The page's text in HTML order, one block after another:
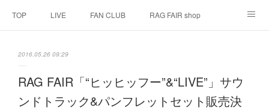
TOP LIVE FAN CLUB RAG FAIR shop
2016.05.26 09:29
RAG FAIR「“ヒッヒッフー”&“LIVE”」サウ
ンドトラック&パンフレットセット販売決